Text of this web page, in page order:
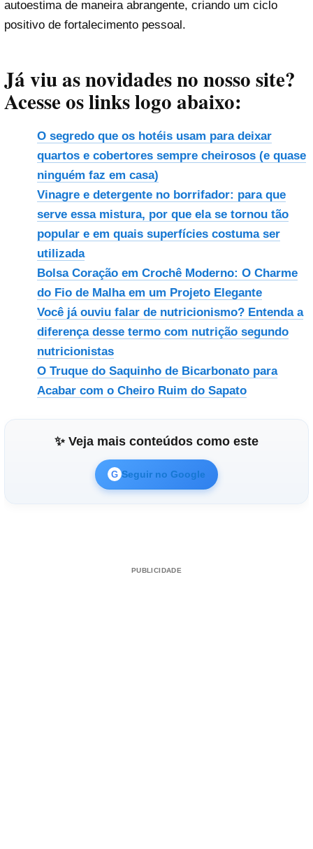
autoestima de maneira abrangente, criando um ciclo
positivo de fortalecimento pessoal.
Já viu as novidades no nosso site?
Acesse os links logo abaixo:
O segredo que os hotéis usam para deixar
quartos e cobertores sempre cheirosos (e quase
ninguém faz em casa)
Vinagre e detergente no borrifador: para que
serve essa mistura, por que ela se tornou tão
popular e em quais superfícies costuma ser
utilizada
Bolsa Coração em Crochê Moderno: O Charme
do Fio de Malha em um Projeto Elegante
Você já ouviu falar de nutricionismo? Entenda a
diferença desse termo com nutrição segundo
nutricionistas
O Truque do Saquinho de Bicarbonato para
Acabar com o Cheiro Ruim do Sapato
✨ Veja mais conteúdos como este
G Seguir no Google
PUBLICIDADE